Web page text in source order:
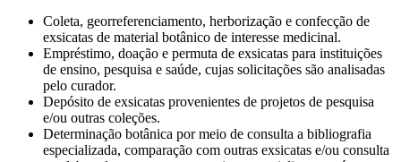
Coleta, georreferenciamento, herborização e confecção de
exsicatas de material botânico de interesse medicinal.
Empréstimo, doação e permuta de exsicatas para instituições
de ensino, pesquisa e saúde, cujas solicitações são analisadas
pelo curador.
Depósito de exsicatas provenientes de projetos de pesquisa
e/ou outras coleções.
Determinação botânica por meio de consulta a bibliografia
especializada, comparação com outras exsicatas e/ou consulta